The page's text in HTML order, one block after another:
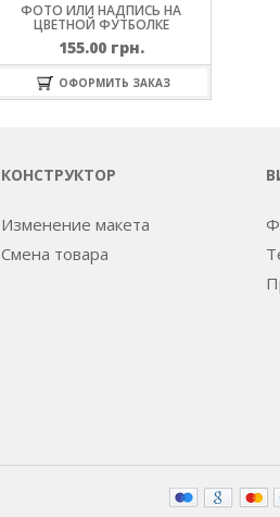
ФОТО ИЛИ НАДПИСЬ НА
ЦВЕТНОЙ ФУТБОЛКЕ
155.00 грн.
ОФОРМИТЬ ЗАКАЗ
КОНСТРУКТОР
Изменение макета
Смена товара